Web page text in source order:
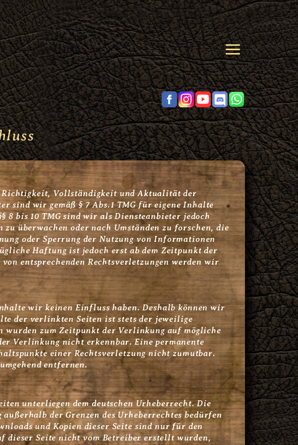
Vollständigkeit und Aktualität der
sind wir gemäß § 7 Abs.1 TMG für eigene Inhalte
8 bis 10 TMG sind wir als Diensteanbieter jedoch
überwachen oder nach Umständen zu forschen, die
oder Sperrung der Nutzung von Informationen
Haftung ist jedoch erst ab dem Zeitpunkt der
entsprechenden Rechtsverletzungen werden wir
wir keinen Einfluss haben. Deshalb können wir
der verlinkten Seiten ist stets der jeweilige
zum Zeitpunkt der Verlinkung auf mögliche
Verlinkung nicht erkennbar. Eine permanente
einer Rechtsverletzung nicht zumutbar.
entfernen.
unterliegen dem deutschen Urheberrecht. Die
der Grenzen des Urheberrechtes bedürfen
und Kopien dieser Seite sind nur für den
dieser Seite nicht vom Betreiber erstellt wurden,